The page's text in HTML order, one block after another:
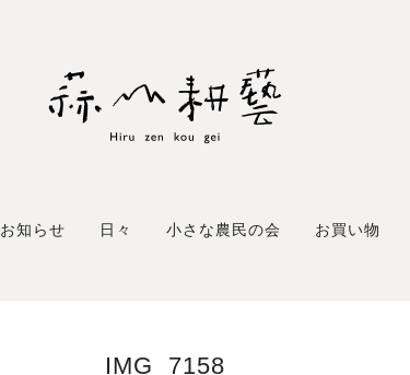
お知らせ 日々 小さな農民の会 お買い物
IMG_7158